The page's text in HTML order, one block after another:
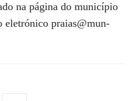
na página do município
eletrónico praias@mun-